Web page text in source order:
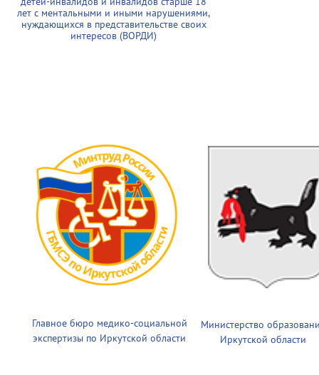
лет с ментальными и иными нарушениями,
нуждающихся в представительстве своих
интересов (ВОРДИ)
Главное бюро медико-социальной
экспертизы по Иркутской области
Министерство
Иркутской области